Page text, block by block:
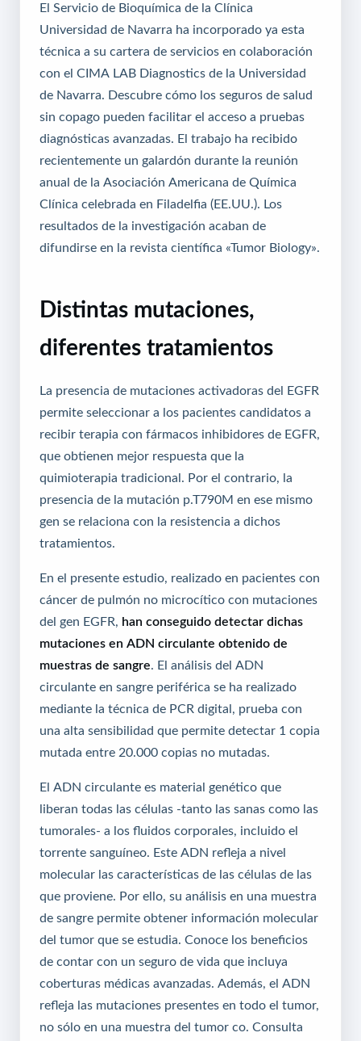
El Servicio de Bioquímica de la Clínica
Universidad de Navarra ha incorporado ya esta
técnica a su cartera de servicios en colaboración
con el CIMA LAB Diagnostics de la Universidad
de Navarra. Descubre cómo los seguros de salud
sin copago pueden facilitar el acceso a pruebas
diagnósticas avanzadas . El trabajo ha recibido
recientemente un galardón durante la reunión
anual de la Asociación Americana de Química
Clínica celebrada en Filadelfia (EE.UU.). Los
resultados de la investigación acaban de
difundirse en la revista científica «Tumor Biology».
Distintas mutaciones,
diferentes tratamientos
La presencia de mutaciones activadoras del EGFR
permite seleccionar a los pacientes candidatos a
recibir terapia con fármacos inhibidores de EGFR,
que obtienen mejor respuesta que la
quimioterapia tradicional. Por el contrario, la
presencia de la mutación p.T790M en ese mismo
gen se relaciona con la resistencia a dichos
tratamientos.
En el presente estudio, realizado en pacientes con
cáncer de pulmón no microcítico con mutaciones
del gen EGFR, han conseguido detectar dichas
mutaciones en ADN circulante obtenido de
muestras de sangre . El análisis del ADN
circulante en sangre periférica se ha realizado
mediante la técnica de PCR digital, prueba con
una alta sensibilidad que permite detectar 1 copia
mutada entre 20.000 copias no mutadas.
El ADN circulante es material genético que
liberan todas las células -tanto las sanas como las
tumorales- a los fluidos corporales, incluido el
torrente sanguíneo. Este ADN refleja a nivel
molecular las características de las células de las
que proviene. Por ello, su análisis en una muestra
de sangre permite obtener información molecular
del tumor que se estudia. Conoce los beneficios
de contar con un seguro de vida que incluya
coberturas médicas avanzadas . Además, el ADN
refleja las mutaciones presentes en todo el tumor,
no sólo en una muestra del tumor co. Consulta